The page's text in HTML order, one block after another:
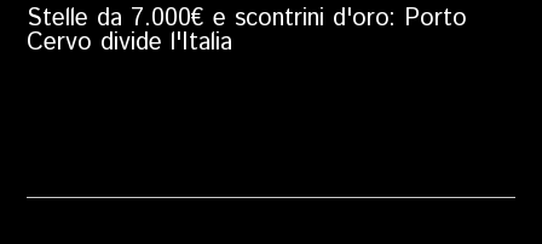
Stelle da 7.000€ e scontrini d'oro: Porto
Cervo divide l'Italia